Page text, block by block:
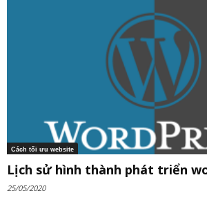
Cách tối ưu website
Lịch sử hình thành phát triển
25/05/2020